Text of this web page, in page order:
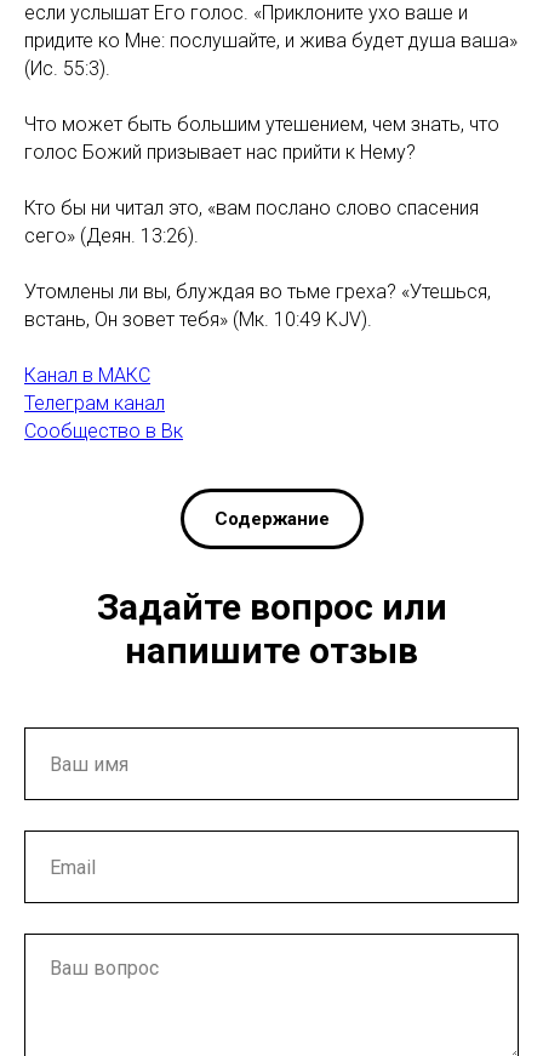
если услышат Его голос. «Приклоните ухо ваше и
придите ко Мне: послушайте, и жива будет душа ваша»
(Ис. 55:3).
Что может быть большим утешением, чем знать, что
голос Божий призывает нас прийти к Нему?
Кто бы ни читал это, «вам послано слово спасения
сего» (Деян. 13:26).
Утомлены ли вы, блуждая во тьме греха? «Утешься,
встань, Он зовет тебя» (Мк. 10:49 KJV).
Канал в МАКС
Телеграм канал
Сообщество в Вк
Содержание
Задайте вопрос или
напишите отзыв